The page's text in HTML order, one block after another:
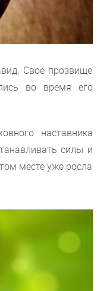
Своё прозвище
во время его
наставника
силы и
месте уже росла